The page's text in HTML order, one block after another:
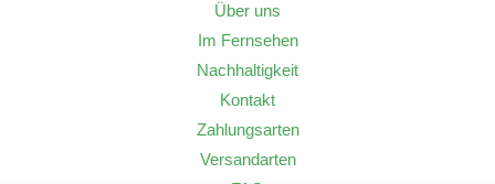
Über uns
Im Fernsehen
Nachhaltigkeit
Kontakt
Zahlungsarten
Versandarten